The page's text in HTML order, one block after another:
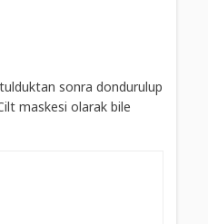
sonra dondurulup
maskesi olarak bile